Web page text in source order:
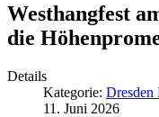
Westhangfest
die
Details
Kategorie: Dresden
11. Juni 2026